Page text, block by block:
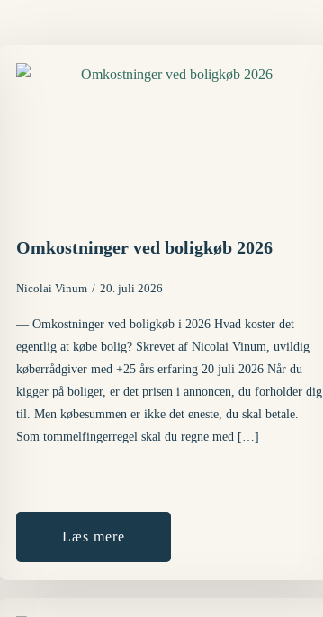
Omkostninger ved boligkøb 2026
Nicolai Vinum 20. juli 2026
— Omkostninger ved boligkøb i 2026 Hvad koster det
egentlig at købe bolig? Skrevet af Nicolai Vinum, uvildig
køberrådgiver med +25 års erfaring 20 juli 2026 Når du
kigger på boliger, er det prisen i annoncen, du forholder dig
til. Men købesummen er ikke det eneste, du skal betale.
Som tommelfingerregel skal du regne med […]
Læs mere